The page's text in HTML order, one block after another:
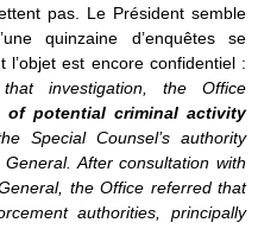
pas. Le Président semble
quinzaine d’enquêtes se
est encore confidentiel :
investigation, the Office
of potential criminal activity
Special Counsel’s authority
After consultation with
the Office referred that
authorities, principally